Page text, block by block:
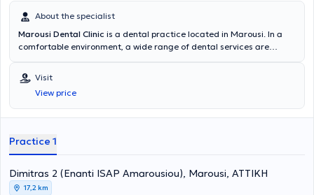
About the specialist
Marousi Dental Clinic is a dental practice located in Marousi. In a
comfortable environment, a wide range of dental services are
advanced technologies are adopted, and a primary concern is the
implementation of solutions fully tailored to the needs of the
patients.
Visit
View price
Practice 1
Dimitras 2 (Enanti ISAP Amarousiou), Marousi, ΑΤΤΙΚΗ
17,2 km